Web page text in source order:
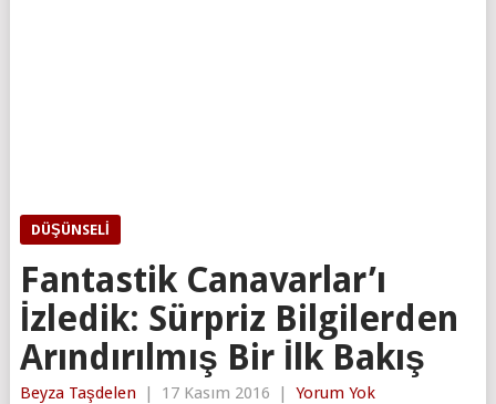
DÜŞÜNSELI
Fantastik Canavarlar’ı
İzledik: Sürpriz Bilgilerden
Arındırılmış Bir İlk Bakış
Beyza Taşdelen | 17 Kasım 2016 | Yorum Yok